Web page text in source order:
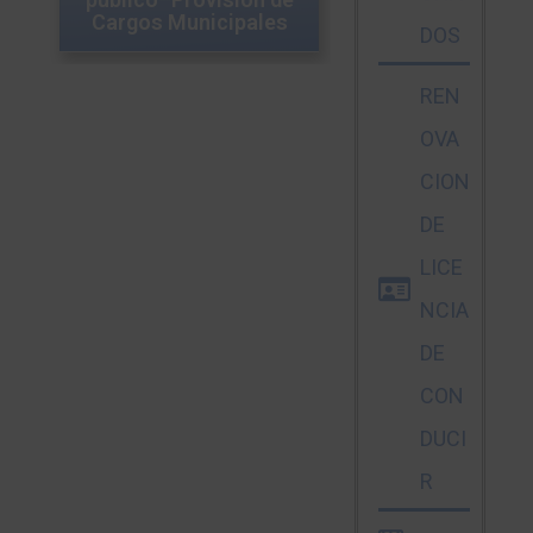
IM
INTERNOS
DOS
REN
OVA
CION
DE
LICE
NCIA
DE
CON
DUCI
R